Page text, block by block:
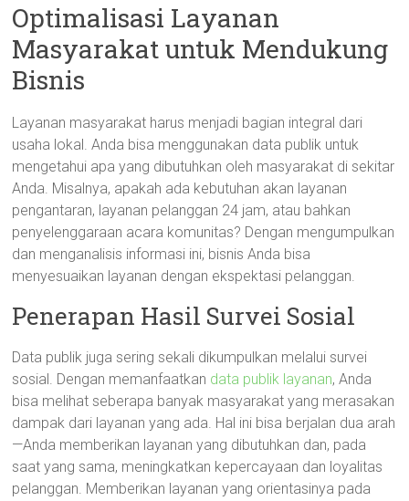
Optimalisasi Layanan
Masyarakat untuk Mendukung
Bisnis
Layanan masyarakat harus menjadi bagian integral dari
usaha lokal. Anda bisa menggunakan data publik untuk
mengetahui apa yang dibutuhkan oleh masyarakat di sekitar
Anda. Misalnya, apakah ada kebutuhan akan layanan
pengantaran, layanan pelanggan 24 jam, atau bahkan
penyelenggaraan acara komunitas? Dengan mengumpulkan
dan menganalisis informasi ini, bisnis Anda bisa
menyesuaikan layanan dengan ekspektasi pelanggan.
Penerapan Hasil Survei Sosial
Data publik juga sering sekali dikumpulkan melalui survei
sosial. Dengan memanfaatkan data publik layanan, Anda
bisa melihat seberapa banyak masyarakat yang merasakan
dampak dari layanan yang ada. Hal ini bisa berjalan dua arah
—Anda memberikan layanan yang dibutuhkan dan, pada
saat yang sama, meningkatkan kepercayaan dan loyalitas
pelanggan. Memberikan layanan yang orientasinya pada